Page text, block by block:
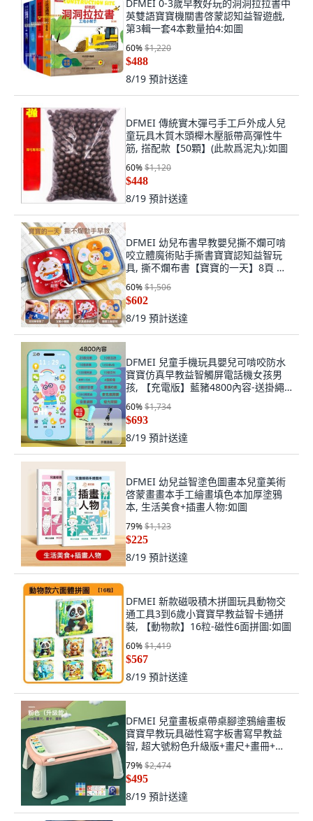
DFMEI 0-3歲早教好玩的洞洞拉拉書中
英雙語寶寶機關書啓蒙認知益智遊戲,
第3輯一套4本數量拍4:如圖
60%$1,220
$488
8/19 預計送達
DFMEI 傳統實木彈弓手工戶外成人兒
童玩具木質木頭櫸木壓脈帶高彈性牛
筋, 搭配款【50顆】(此款爲泥丸):如圖
60%$1,120
$448
8/19 預計送達
DFMEI 幼兒布書早教嬰兒撕不爛可啃
咬立體魔術貼手撕書寶寶認知益智玩
具, 撕不爛布書【寶寶的一天】8頁 袋
裝:如圖
60%$1,506
$602
8/19 預計送達
DFMEI 兒童手機玩具嬰兒可啃咬防水
寶寶仿真早教益智觸屏電話機女孩男
孩, 【充電版】藍豬4800內容-送掛繩:
60%$1,734
$693
8/19 預計送達
DFMEI 幼兒益智塗色圖畫本兒童美術
啓蒙畫畫本手工繪畫填色本加厚塗鴉
本, 生活美食+插畫人物:如圖
79%$1,123
$225
8/19 預計送達
DFMEI 新款磁吸積木拼圖玩具動物交
通工具3到6歲小寶寶早教益智卡通拼
裝, 【動物款】16粒-磁性6面拼圖:如圖
60%$1,419
$567
8/19 預計送達
DFMEI 兒童畫板桌帶桌腳塗鴉繪畫板
寶寶早教玩具磁性寫字板書寫早教益
智, 超大號粉色升級版+畫尺+畫冊+畫
卡:如圖
79%$2,474
$495
8/19 預計送達